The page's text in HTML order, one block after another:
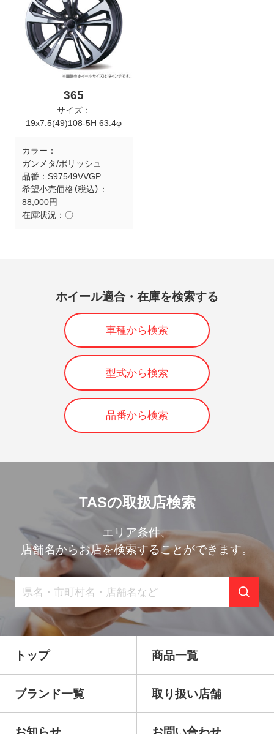
365
サイズ：
19x7.5(49)108-5H 63.4φ
カラー：
ガンメタ/ポリッシュ
品番： S97549VVGP
希望小売価格（税込）：
88,000円
在庫状況： 〇
ホイール適合・在庫を検索する
車種から検索
型式から検索
品番から検索
TASの取扱店検索
エリア条件、
店舗名からお店を検索することができます。
トップ 商品一覧
ブランド一覧 取り扱い店舗